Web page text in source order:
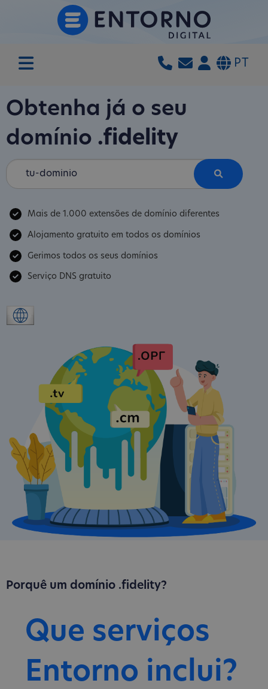
PT
Obtenha já o seu
domínio .fidelity
Mais de 1.000 extensões de domínio diferentes
Alojamento gratuito em todos os domínios
Gerimos todos os seus domínios
Serviço DNS gratuito
Porquê um domínio .fidelity?
Que serviços
Entorno inclui?